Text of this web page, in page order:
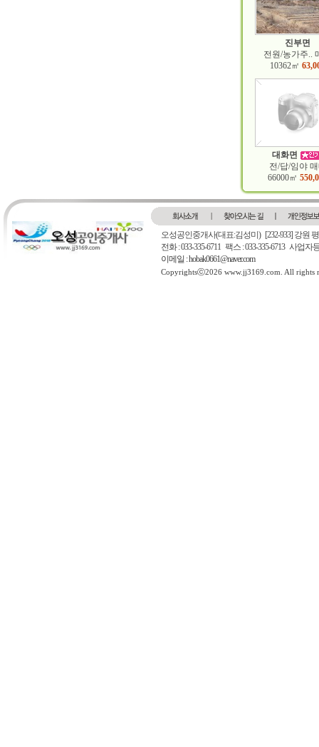
진부면
전원/농가주..
10362㎡
대화면
전/답/임야
66000㎡
오성공인중개사(대표:김성미) [232-933] 강원
전화 : 033-335-6711 팩스 : 033-335-6713 사업
이메일 : hobak0661@naver.com
Copyrightsⓒ2026 www.jj3169.com. All rights